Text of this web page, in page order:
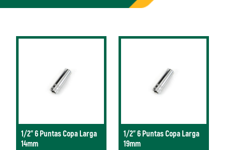
1/2" 6 Puntas Copa Larga
14mm
1/2" 6 Puntas Copa Larga
19mm